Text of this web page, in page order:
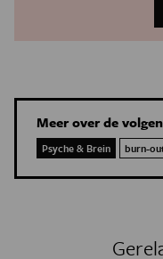
Meer over de
Psyche & Brein burn-